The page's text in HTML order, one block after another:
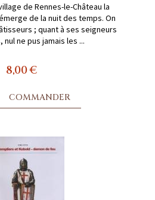
de Rennes-le-Château la
de la nuit des temps. On
; quant à ses seigneurs
ne pus jamais les ...
8,00 €
COMMANDER